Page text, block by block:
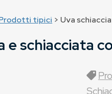
tipici > Uva
e schiacciata